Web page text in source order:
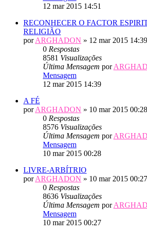
12 mar 2015 14:51
RECONHECER O FACTOR
RELIGIÃO
porARGHADON » 12 mar 2015 14:39
0 Respostas
8581 Visualizações
Última Mensagem por
Mensagem
12 mar 2015 14:39
A FÉ
porARGHADON » 10 mar 2015 00:28
0 Respostas
8576 Visualizações
Última Mensagem por
Mensagem
10 mar 2015 00:28
LIVRE-ARBÍTRIO
porARGHADON » 10 mar 2015 00:27
0 Respostas
8636 Visualizações
Última Mensagem por
Mensagem
10 mar 2015 00:27